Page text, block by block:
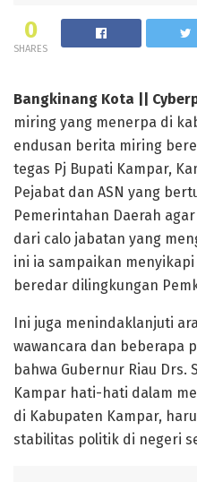
0
SHARES
Bangkinang Kota ||
miring yang menerpa di
endusan berita miring
tegas Pj Bupati Kampar,
Pejabat dan ASN yang
Pemerintahan Daerah
dari calo jabatan yang
ini ia sampaikan
beredar dilingkungan
Ini juga menindaklanjuti
wawancara dan beberapa
bahwa Gubernur Riau Drs.
Kampar hati-hati dalam
di Kabupaten Kampar,
stabilitas politik di negeri